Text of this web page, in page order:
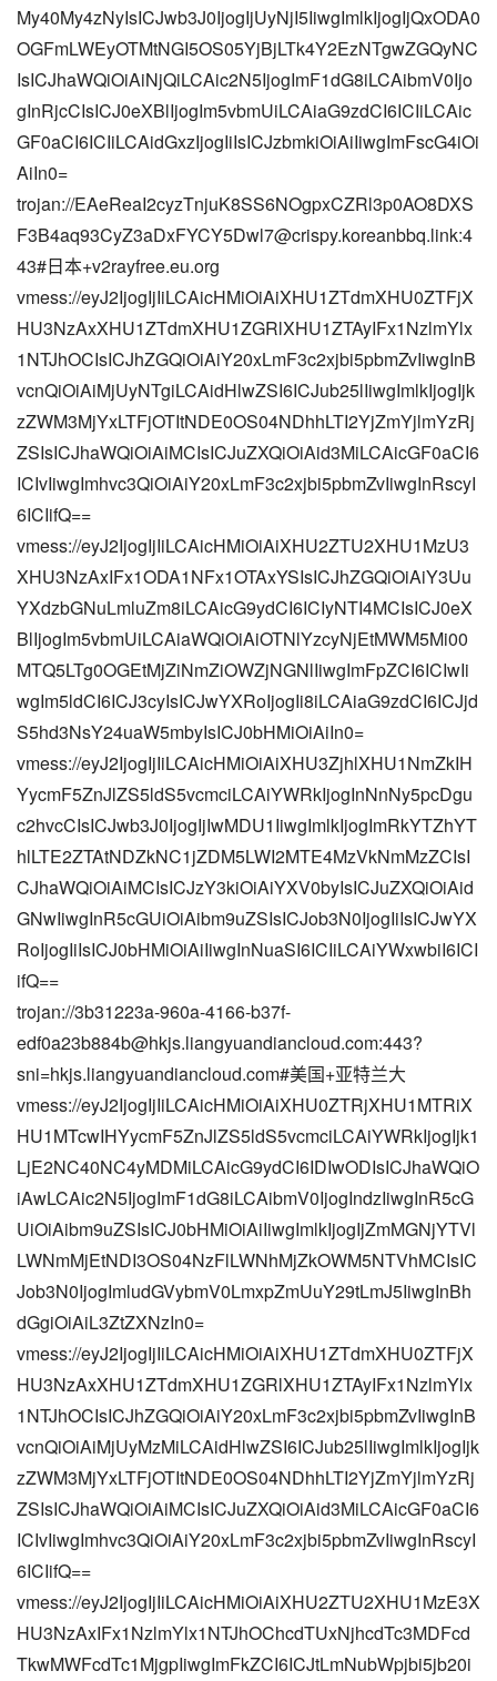
My40My4zNyIsICJwb3J0IjogIjUyNjI5IiwgImlkIjogIjQxODA0
OGFmLWEyOTMtNGI5OS05YjBjLTk4Y2EzNTgwZGQyNC
IsICJhaWQiOiAiNjQiLCAic2N5IjogImF1dG8iLCAibmV0Ijo
gInRjcCIsICJ0eXBlIjogIm5vbmUiLCAiaG9zdCI6ICIiLCAic
GF0aCI6ICIiLCAidGxzIjogIiIsICJzbmkiOiAiIiwgImFscG4iOi
AiIn0=
trojan://EAeReaI2cyzTnjuK8SS6NOgpxCZRl3p0AO8DXS
F3B4aq93CyZ3aDxFYCY5Dwl7@crispy.koreanbbq.link:4
43#日本+v2rayfree.eu.org
vmess://eyJ2IjogIjIiLCAicHMiOiAiXHU1ZTdmXHU0ZTFjX
HU3NzAxXHU1ZTdmXHU1ZGRlXHU1ZTAyIFx1NzlmYlx
1NTJhOCIsICJhZGQiOiAiY20xLmF3c2xjbi5pbmZvIiwgInB
vcnQiOiAiMjUyNTgiLCAidHlwZSI6ICJub25lIiwgImlkIjogIjk
zZWM3MjYxLTFjOTItNDE0OS04NDhhLTI2YjZmYjlmYzRj
ZSIsICJhaWQiOiAiMCIsICJuZXQiOiAid3MiLCAicGF0aCI6
ICIvIiwgImhvc3QiOiAiY20xLmF3c2xjbi5pbmZvIiwgInRscyI
6ICIifQ==
vmess://eyJ2IjogIjIiLCAicHMiOiAiXHU2ZTU2XHU1MzU3
XHU3NzAxIFx1ODA1NFx1OTAxYSIsICJhZGQiOiAiY3Uu
YXdzbGNuLmluZm8iLCAicG9ydCI6ICIyNTI4MCIsICJ0eX
BlIjogIm5vbmUiLCAiaWQiOiAiOTNlYzcyNjEtMWM5Mi00
MTQ5LTg0OGEtMjZiNmZiOWZjNGNlIiwgImFpZCI6ICIwIi
wgIm5ldCI6ICJ3cyIsICJwYXRoIjogIi8iLCAiaG9zdCI6ICJjd
S5hd3NsY24uaW5mbyIsICJ0bHMiOiAiIn0=
vmess://eyJ2IjogIjIiLCAicHMiOiAiXHU3ZjhlXHU1NmZkIH
YycmF5ZnJlZS5ldS5vcmciLCAiYWRkIjogInNnNy5pcDgu
c2hvcCIsICJwb3J0IjogIjIwMDU1IiwgImlkIjogImRkYTZhYT
hlLTE2ZTAtNDZkNC1jZDM5LWI2MTE4MzVkNmMzZCIsI
CJhaWQiOiAiMCIsICJzY3kiOiAiYXV0byIsICJuZXQiOiAid
GNwIiwgInR5cGUiOiAibm9uZSIsICJob3N0IjogIiIsICJwYX
RoIjogIiIsICJ0bHMiOiAiIiwgInNuaSI6ICIiLCAiYWxwbiI6ICI
ifQ==
trojan://3b31223a-960a-4166-b37f-
edf0a23b884b@hkjs.liangyuandiancloud.com:443?
sni=hkjs.liangyuandiancloud.com#美国+亚特兰大
vmess://eyJ2IjogIjIiLCAicHMiOiAiXHU0ZTRjXHU1MTRiX
HU1MTcwIHYycmF5ZnJlZS5ldS5vcmciLCAiYWRkIjogIjk1
LjE2NC40NC4yMDMiLCAicG9ydCI6IDIwODIsICJhaWQiO
iAwLCAic2N5IjogImF1dG8iLCAibmV0IjogIndzIiwgInR5cG
UiOiAibm9uZSIsICJ0bHMiOiAiIiwgImlkIjogIjZmMGNjYTVl
LWNmMjEtNDI3OS04NzFlLWNhMjZkOWM5NTVhMCIsIC
Job3N0IjogImludGVybmV0LmxpZmUuY29tLmJ5IiwgInBh
dGgiOiAiL3ZtZXNzIn0=
vmess://eyJ2IjogIjIiLCAicHMiOiAiXHU1ZTdmXHU0ZTFjX
HU3NzAxXHU1ZTdmXHU1ZGRlXHU1ZTAyIFx1NzlmYlx
1NTJhOCIsICJhZGQiOiAiY20xLmF3c2xjbi5pbmZvIiwgInB
vcnQiOiAiMjUyMzMiLCAidHlwZSI6ICJub25lIiwgImlkIjogIjk
zZWM3MjYxLTFjOTItNDE0OS04NDhhLTI2YjZmYjlmYzRj
ZSIsICJhaWQiOiAiMCIsICJuZXQiOiAid3MiLCAicGF0aCI6
ICIvIiwgImhvc3QiOiAiY20xLmF3c2xjbi5pbmZvIiwgInRscyI
6ICIifQ==
vmess://eyJ2IjogIjIiLCAicHMiOiAiXHU2ZTU2XHU1MzE3X
HU3NzAxIFx1NzlmYlx1NTJhOChcdTUxNjhcdTc3MDFcd
TkwMWFcdTc1MjgpIiwgImFkZCI6ICJtLmNubWpjbi5jb20i